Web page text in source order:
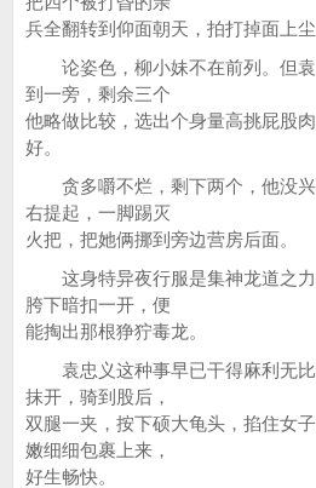
兵全翻转到仰面朝天，拍打掉面上
论姿色，柳小妹不在前列。但袁
到一旁，剩余三个
他略做比较，选出个身量高挑屁股
好。
贪多嚼不烂，剩下两个，他没兴
右提起，一脚踢灭
火把，把她俩挪到旁边营房后面。
这身特异夜行服是集神龙道之力
胯下暗扣一开，便
能掏出那根狰狞毒龙。
袁忠义这种事早已干得麻利无比
抹开，骑到股后，
双腿一夹，按下硕大龟头，掐住女
嫩细细包裹上来，
好生畅快。